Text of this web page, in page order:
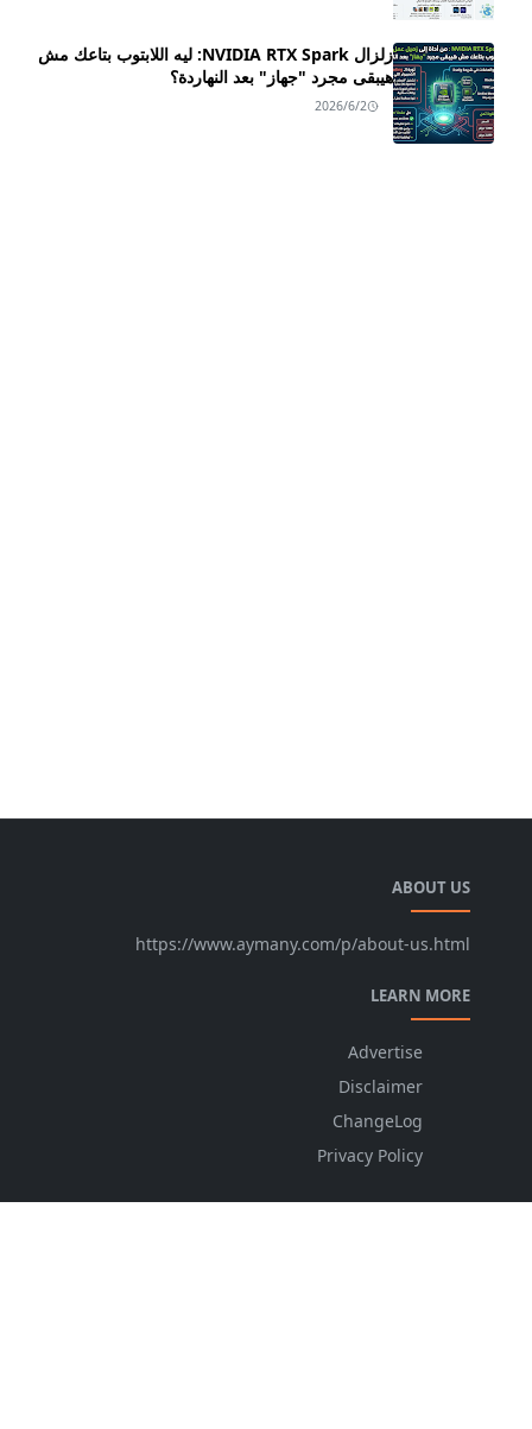
زلزال NVIDIA RTX Spark: ليه اللابتوب بتاعك مش
هيبقى مجرد "جهاز" بعد النهاردة؟
2026/6/2
ABOUT US
https://www.aymany.com/p/about-us.html
LEARN MORE
Advertise
Disclaimer
ChangeLog
Privacy Policy